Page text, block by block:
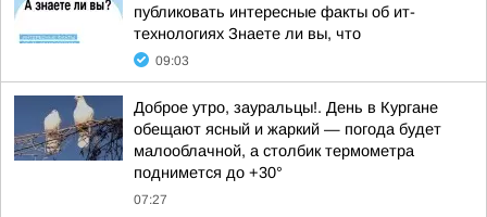
публиковать интересные факты об ит-
технологиях Знаете ли вы, что
09:03
Доброе утро, зауральцы!. День в Кургане
обещают ясный и жаркий — погода будет
малооблачной, а столбик термометра
поднимется до +30°
07:27